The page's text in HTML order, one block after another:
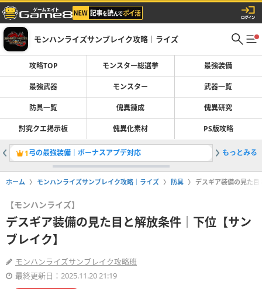
モンハンライズサンブレイク攻略｜ライズ
攻略TOP モンスター総選挙 最強装備
最強武器 モンスター 武器一覧
防具一覧 傀異錬成 傀異研究
討究クエ掲示板 傀異化素材 PS版攻略
1弓の最強装備｜ボーナスアプデ対応 2太刀の
もっとみる
ホーム モンハンライズサンブレイク攻略｜ライズ 防具 デスギア装備の見た
【モンハンライズ】
デスギア装備の見た目と解放条件｜下位【サン
ブレイク】
モンハンライズサンブレイク攻略班
最終更新日：2025.11.20 21:19